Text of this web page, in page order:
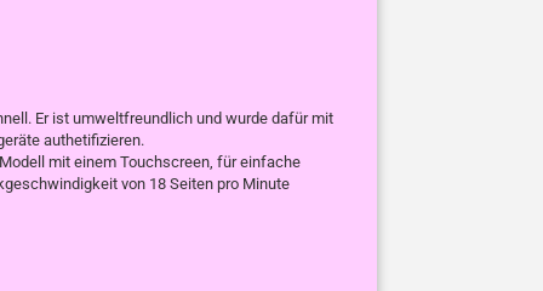
Er ist umweltfreundlich und wurde dafür mit
authetifizieren.
mit einem Touchscreen, für einfache
von 18 Seiten pro Minute